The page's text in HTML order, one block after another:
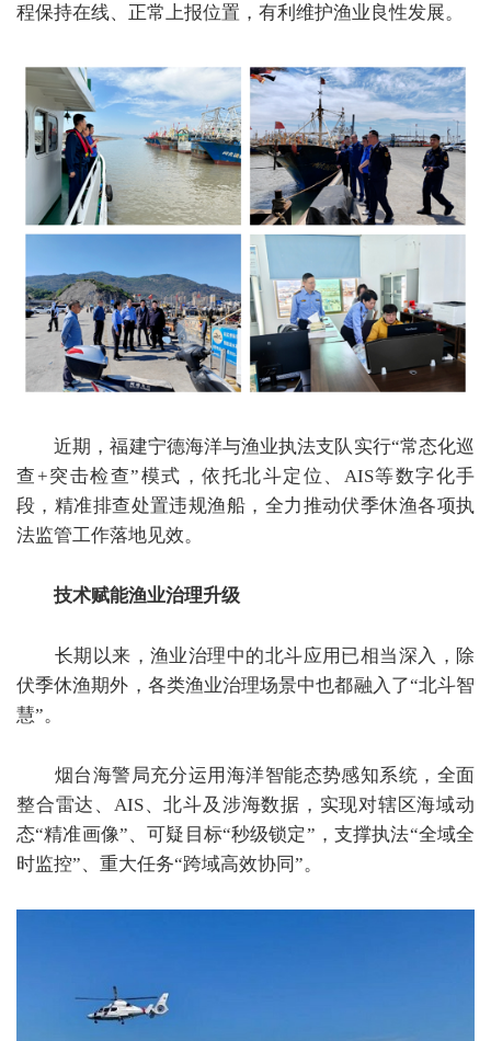
程保持在线、正常上报位置，有利维护渔业良性发展。
近期，福建宁德海洋与渔业执法支队实行“常态化巡
查+突击检查”模式，依托北斗定位、 AIS等数字化手
段，精准排查处置违规渔船，全力推动伏季休渔各项执
法监管工作落地见效。
技术赋能渔业治理升级
长期以来，渔业治理中的北斗应用已相当深入，除
伏季休渔期外，各类渔业治理场景中也都融入了“北斗智
慧”。
烟台海警局充分运用海洋智能态势感知系统，全面
整合雷达、 AIS、北斗及涉海数据，实现对辖区海域动
态“精准画像”、可疑目标“秒级锁定” ，支撑执法“全域全
时监控”、重大任务“跨域高效协同 ”。